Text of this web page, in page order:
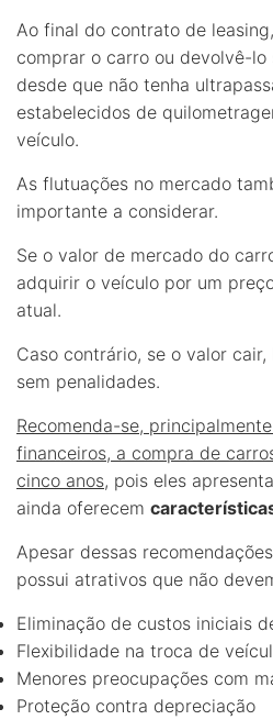
Ao final do contrato de
comprar o carro ou devolvê-lo
desde que não tenha
estabelecidos de
veículo.
As flutuações no mercado
importante a considerar.
Se o valor de mercado do
adquirir o veículo por um
atual.
Caso contrário, se o valor
sem penalidades.
Recomenda-se,
financeiros, a compra de
cinco anos, pois eles
ainda oferecem
Apesar dessas
possui atrativos que não
Eliminação de custos iniciais
Flexibilidade na troca de
Menores preocupações com
Proteção contra depreciação